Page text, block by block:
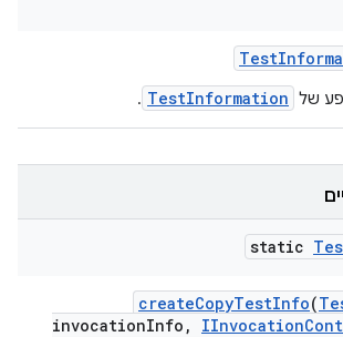
Test
TestInformation
.
static
createCopyTestInfo(
invocationInfo , IInvocation